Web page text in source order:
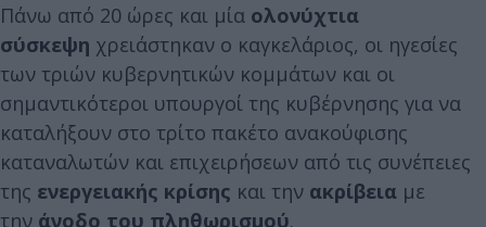
Πάνω από 20 ώρες και μία ολονύχτια
σύσκεψη χρειάστηκαν ο καγκελάριος, οι ηγεσίες
των τριών κυβερνητικών κομμάτων και οι
σημαντικότεροι υπουργοί της κυβέρνησης για να
καταλήξουν στο τρίτο πακέτο ανακούφισης
καταναλωτών και επιχειρήσεων από τις συνέπειες
της ενεργειακής κρίσης και την ακρίβεια με
την άνοδο του πληθωρισμού.